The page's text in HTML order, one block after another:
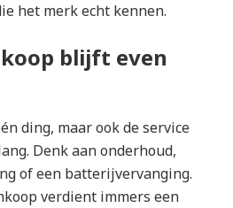
het merk echt kennen.
blijft even
ding, maar ook de service
Denk aan onderhoud,
of een batterijvervanging.
verdient immers een